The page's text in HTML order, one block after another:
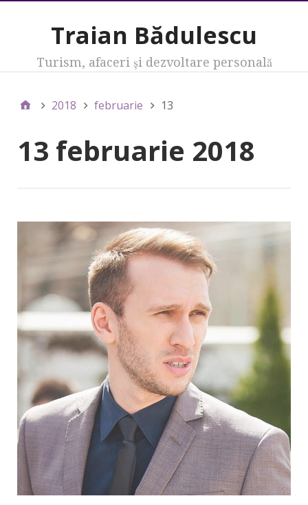
Traian Bădulescu
Turism, afaceri şi dezvoltare personală
2018 februarie 13
13 februarie 2018